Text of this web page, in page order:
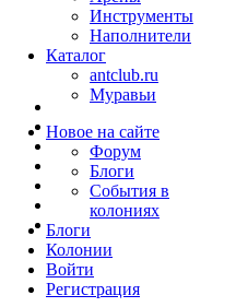
Инструменты
Наполнители
Каталог
antclub.ru
Муравьи
Новое на сайте
Форум
Блоги
События в
колониях
Блоги
Колонии
Войти
Peгиcтpaция